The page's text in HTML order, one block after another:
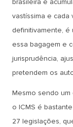
vastíssima e cada
definitivamente, é
essa bagagem e
jurisprudência,
pretendem os
Mesmo sendo um
o ICMS é
27 legislações,